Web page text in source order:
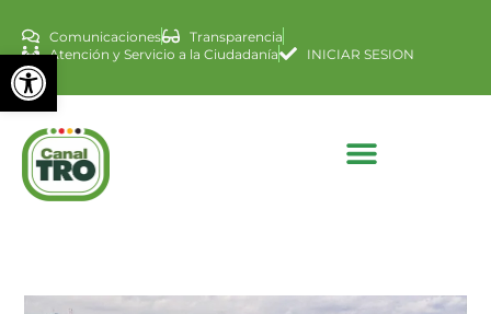
Abrir barra de
Comunicaciones
Transparencia
Atención y Servicio a la Ciudadanía
INICIAR SESION